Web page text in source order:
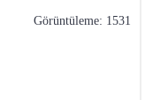
Görüntüleme: 1531